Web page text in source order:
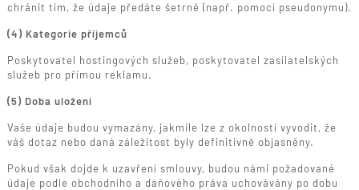
chránit tím, že údaje předáte šetrně (např. pomocí pseudonymu).
(4) Kategorie příjemců
Poskytovatel hostingových služeb, poskytovatel zasílatelských
služeb pro přímou reklamu.
(5) Doba uložení
Vaše údaje budou vymazány, jakmile lze z okolností vyvodit, že
váš dotaz nebo daná záležitost byly definitivně objasněny.
Pokud však dojde k uzavření smlouvy, budou námi požadované
údaje podle obchodního a daňového práva uchovávány po dobu